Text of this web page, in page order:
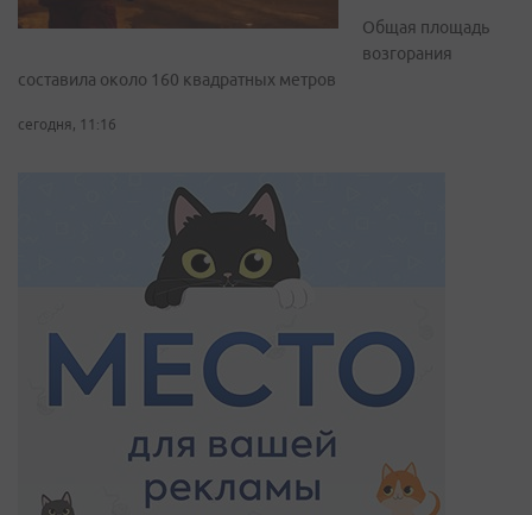
Общая площадь
возгорания
составила около 160 квадратных метров
сегодня, 11:16